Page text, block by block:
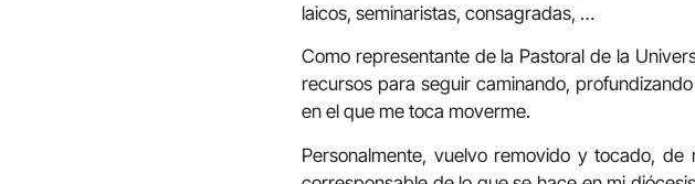
laicos, seminaristas, consagradas, …
Como representante de la Pastoral de la
recursos para seguir caminando,
en el que me toca moverme.
Personalmente, vuelvo removido y tocado,